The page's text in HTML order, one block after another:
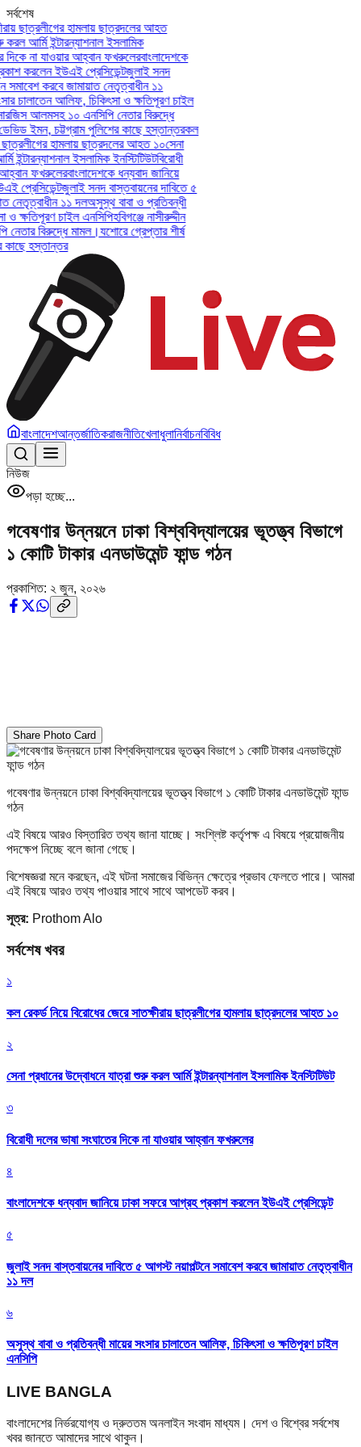
সর্বশেষ
ছাত্রলীগের হামলায় ছাত্রদলের আহত
আর্মি ইন্টারন্যাশনাল ইসলামিক
না যাওয়ার আহ্বান ফখরুলেরবাংলাদেশকে
করলেন ইউএই প্রেসিডেন্টজুলাই সনদ
করবে জামায়াত নেতৃত্বাধীন ১১
চালাতেন আলিফ, চিকিৎসা ও ক্ষতিপূরণ চাইল
আলমসহ ১০ এনসিপি নেতার বিরুদ্ধে
ইমন, চট্টগ্রাম পুলিশের কাছে হস্তান্তরকল
হামলায় ছাত্রদলের আহত ১০সেনা
ইসলামিক ইনস্টিটিউটবিরোধী
ফখরুলেরবাংলাদেশকে ধন্যবাদ জানিয়ে
জুলাই সনদ বাস্তবায়নের দাবিতে ৫
নেতৃত্বাধীন ১১ দলঅসুস্থ বাবা ও প্রতিবন্ধী
ক্ষতিপূরণ চাইল এনসিপিহবিগঞ্জে নাসীরুদ্দীন
বিরুদ্ধে মামল।যশোরে গ্রেপ্তার শীর্ষ
হস্তান্তর
বাংলাদেশআন্তর্জাতিকরাজনীতিখেলাধুলানির্বাচনবিবিধ
নিউজ
পড়া হচ্ছে...
গবেষণার উন্নয়নে ঢাকা বিশ্ববিদ্যালয়ের ভূতত্ত্ব বিভাগে
১ কোটি টাকার এনডাউমেন্ট ফান্ড গঠন
প্রকাশিত: ২ জুন, ২০২৬
Share Photo Card
গবেষণার উন্নয়নে ঢাকা বিশ্ববিদ্যালয়ের ভূতত্ত্ব বিভাগে ১ কোটি টাকার এনডাউমেন্ট ফান্ড
গঠন
এই বিষয়ে আরও বিস্তারিত তথ্য জানা যাচ্ছে। সংশ্লিষ্ট কর্তৃপক্ষ এ বিষয়ে প্রয়োজনীয়
পদক্ষেপ নিচ্ছে বলে জানা গেছে।
বিশেষজ্ঞরা মনে করছেন, এই ঘটনা সমাজের বিভিন্ন ক্ষেত্রে প্রভাব ফেলতে পারে। আমরা
এই বিষয়ে আরও তথ্য পাওয়ার সাথে সাথে আপডেট করব।
সূত্র: Prothom Alo
সর্বশেষ খবর
১
কল রেকর্ড নিয়ে বিরোধের জেরে সাতক্ষীরায় ছাত্রলীগের হামলায় ছাত্রদলের আহত ১০
২
সেনা প্রধানের উদ্বোধনে যাত্রা শুরু করল আর্মি ইন্টারন্যাশনাল ইসলামিক ইনস্টিটিউট
৩
বিরোধী দলের ভাষা সংঘাতের দিকে না যাওয়ার আহ্বান ফখরুলের
৪
বাংলাদেশকে ধন্যবাদ জানিয়ে ঢাকা সফরে আগ্রহ প্রকাশ করলেন ইউএই প্রেসিডেন্ট
৫
জুলাই সনদ বাস্তবায়নের দাবিতে ৫ আগস্ট নয়াপল্টনে সমাবেশ করবে জামায়াত নেতৃত্বাধীন
১১ দল
৬
অসুস্থ বাবা ও প্রতিবন্ধী মায়ের সংসার চালাতেন আলিফ, চিকিৎসা ও ক্ষতিপূরণ চাইল
এনসিপি
LIVE BANGLA
বাংলাদেশের নির্ভরযোগ্য ও দ্রুততম অনলাইন সংবাদ মাধ্যম। দেশ ও বিশ্বের সর্বশেষ
খবর জানতে আমাদের সাথে থাকুন।